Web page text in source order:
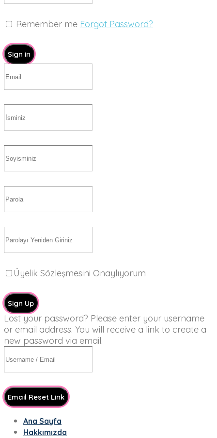
Remember me Forgot Password?
Sign in
Üyelik Sözleşmesini Onaylıyorum
Sign Up
Lost your password? Please enter your username
or email address. You will receive a link to create a
new password via email.
Email Reset Link
Ana Sayfa
Hakkımızda